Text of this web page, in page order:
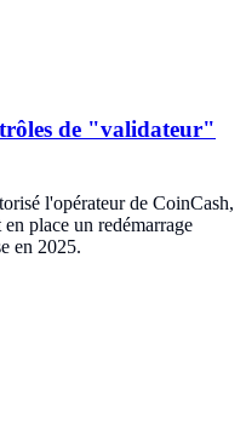
de "validateur"
l'opérateur de CoinCash,
place un redémarrage
en 2025.